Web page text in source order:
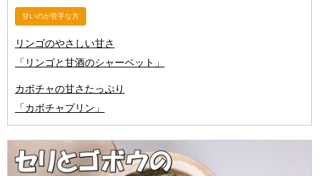
甘いのが苦手な方
リンゴのやさしい甘さ
「リンゴと甘酒のシャーベット」
カボチャの甘さたっぷり
「カボチャプリン」